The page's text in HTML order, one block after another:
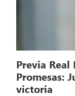
Previa Real
Promesas:
victoria